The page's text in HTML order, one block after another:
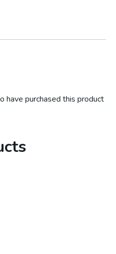
have purchased this product